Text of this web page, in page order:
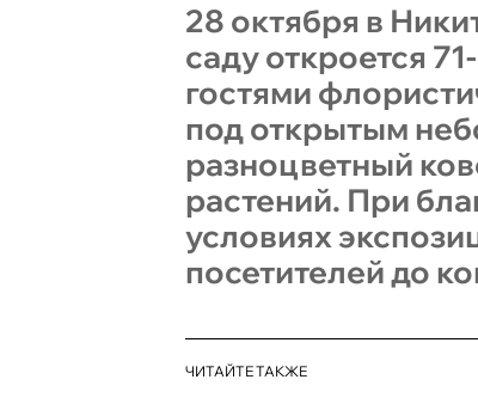
28 октября в
саду откроется
гостями
под открытым
разноцветный
растений. При
условиях
посетителей до
ЧИТАЙТЕ ТАКЖЕ